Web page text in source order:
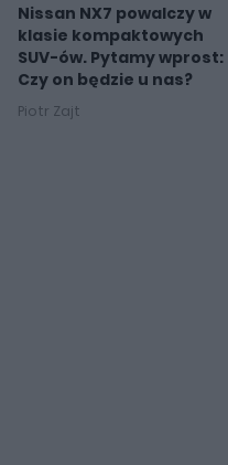
Nissan NX7 powalczy w
klasie kompaktowych
SUV-ów. Pytamy wprost:
Czy on będzie u nas?
Piotr Zajt